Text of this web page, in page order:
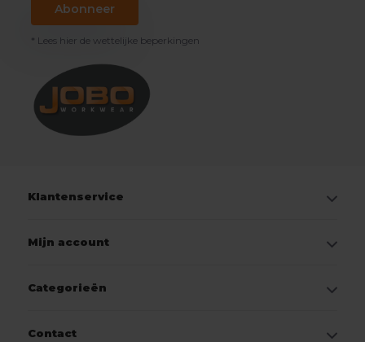
Abonneer
* Lees hier de wettelijke beperkingen
Klantenservice
Mijn account
Categorieën
Contact